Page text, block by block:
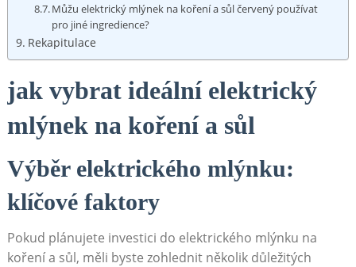
Můžu elektrický‌ mlýnek na​ koření a sůl červený používat
pro jiné ingredience?
Rekapitulace
jak vybrat ideální elektrický
mlýnek na koření a sůl
Výběr elektrického mlýnku:
⁢klíčové faktory
Pokud plánujete investici do elektrického mlýnku na
koření a sůl, měli byste⁢ zohlednit několik důležitých